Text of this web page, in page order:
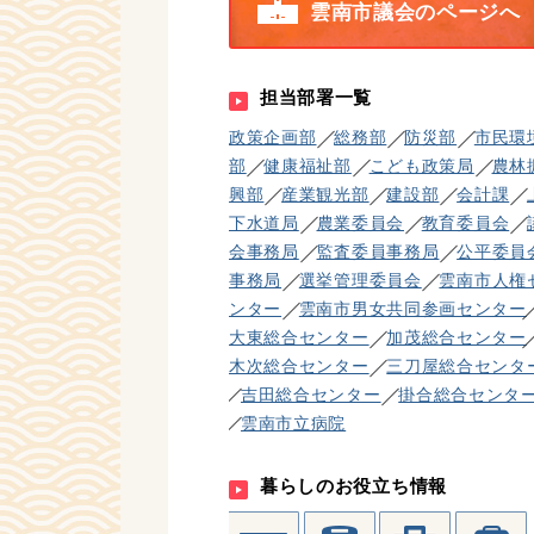
雲南市議会のページへ
担当部署一覧
政策企画部 総務部 防災部
市民環
部
健康福祉部 こども政策局
農林
興部
産業観光部 建設部 会計課
下水道局
農業委員会 教育委員会
会事務局
監査委員事務局
公平委員
事務局
選挙管理委員会
雲南市人権
ンター
雲南市男女共同参画センター
大東総合センター
加茂総合センター
木次総合センター
三刀屋総合センタ
吉田総合センター
掛合総合センタ
雲南市立病院
暮らしのお役立ち情報